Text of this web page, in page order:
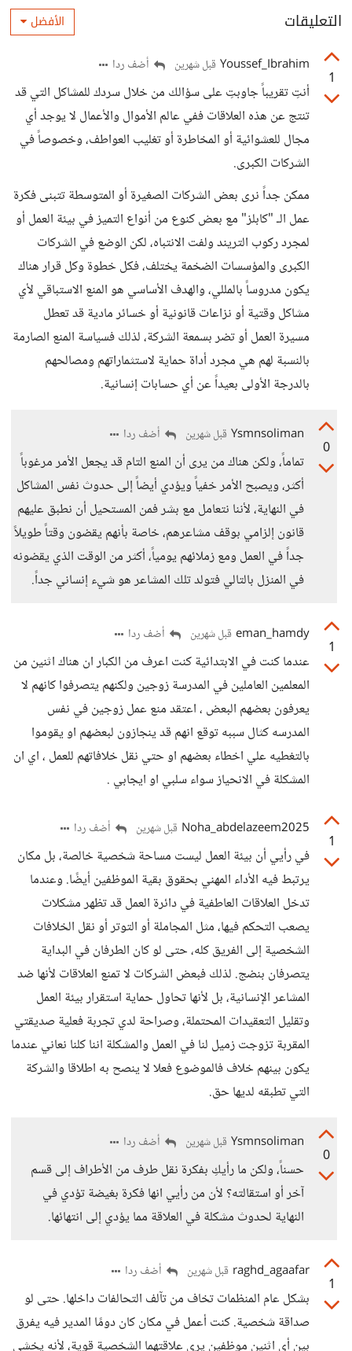
التعليقات الأفضل
1
Youssef_Ibrahim قبل شهرين أضف ردا
أنتِ تقريباً جاوبتِ على سؤالك من خلال سردك للمشاكل التي قد
تنتج عن هذه العلاقات ففي عالم الأموال والأعمال لا يوجد أي
مجال للعشوائية أو المخاطرة أو تغليب العواطف، وخصوصاً في
الشركات الكبرى.
ممكن جداً نرى بعض الشركات الصغيرة أو المتوسطة تتبنى فكرة
عمل الـ "كابلز" مع بعض كنوع من أنواع التميز في بيئة العمل أو
لمجرد ركوب التريند ولفت الانتباه، لكن الوضع في الشركات
الكبرى والمؤسسات الضخمة يختلف، فكل خطوة وكل قرار هناك
يكون مدروساً بالمللي، والهدف الأساسي هو المنع الاستباقي لأي
مشاكل وقتية أو نزاعات قانونية أو خسائر مادية قد تعطل
مسيرة العمل أو تضر بسمعة الشركة، لذلك فسياسة المنع الصارمة
بالنسبة لهم هي مجرد أداة حماية لاستثماراتهم ومصالحهم
بالدرجة الأولى بعيداً عن أي حسابات إنسانية.
0
Ysmnsoliman قبل شهرين أضف ردا
تماماً، ولكن هناك من يرى أن المنع التام قد يجعل الأمر مرغوباً
أكثر، ويصبح الأمر خفياً ويؤدي أيضاً إلى حدوث نفس المشاكل
في النهاية، لأننا نتعامل مع بشر فمن المستحيل أن نطبق عليهم
قانون إلزامي بوقف مشاعرهم، خاصة بأنهم يقضون وقتاً طويلاً
جداً في العمل ومع زملائهم يومياً، أكثر من الوقت الذي يقضونه
في المنزل بالتالي فتولد تلك المشاعر هو شيء إنساني جداً.
1
eman_hamdy قبل شهرين أضف ردا
عندما كنت في الابتدائية كنت اعرف من الكبار ان هناك اثنين من
المعلمين العاملين في المدرسة زوجين ولكنهم يتصرفوا كانهم لا
يعرفون بعضهم البعض ، اعتقد منع عمل زوجين في نفس
المدرسه كثال سببه توقع انهم قد ينجازون لبعضهم او يقوموا
بالتغطيه علي اخطاء بعضهم او حتي نقل خلافاتهم للعمل ، اي ان
المشكلة في الانحياز سواء سلبي او ايجابي .
1
Noha_abdelazeem2025 قبل شهرين أضف ردا
في رأيي أن بيئة العمل ليست مساحة شخصية خالصة، بل مكان
يرتبط فيه الأداء المهني بحقوق بقية الموظفين أيضًا. وعندما
تدخل العلاقات العاطفية في دائرة العمل قد تظهر مشكلات
يصعب التحكم فيها، مثل المجاملة أو التوتر أو نقل الخلافات
الشخصية إلى الفريق كله، حتى لو كان الطرفان في البداية
يتصرفان بنضج. لذلك فبعض الشركات لا تمنع العلاقات لأنها ضد
المشاعر الإنسانية، بل لأنها تحاول حماية استقرار بيئة العمل
وتقليل التعقيدات المحتملة، وصراحة لدي تجربة فعلية صديقتي
المقربة تزوجت زميل لنا في العمل والمشكلة اننا كلنا نعاني عندما
يكون بينهم خلاف فالموضوع فعلا لا ينصح به اطلاقا والشركة
التي تطبقه لديها حق.
0
Ysmnsoliman قبل شهرين أضف ردا
حسناً، ولكن ما رأيكِ بفكرة نقل طرف من الأطراف إلى قسم
آخر أو استقالته؟ لأن من رأيي انها فكرة بغيضة تؤدي في
النهاية لحدوث مشكلة في العلاقة مما يؤدي إلى انتهائها.
1
raghd_agaafar قبل شهرين أضف ردا
بشكل عام المنظمات تخاف من تآلف التحالفات داخلها. حتى لو
صداقة شخصية. كنت أعمل في مكان كان دومًا المدير فيه يفرق